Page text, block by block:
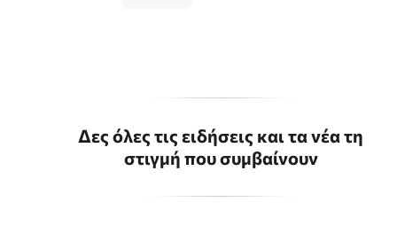
Δες όλες τις ειδήσεις και τα νέα τη
στιγμή που συμβαίνουν